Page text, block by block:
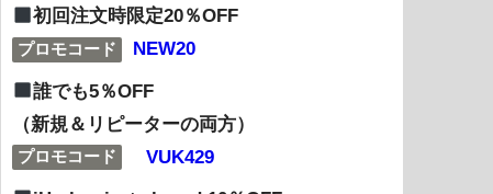
初回注文時限定20％OFF
プロモコード NEW20
誰でも5％OFF
（新規＆リピーターの両方）
プロモコード VUK429